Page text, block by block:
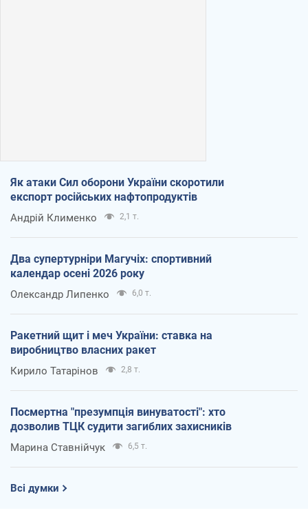
Як атаки Сил оборони України скоротили
експорт російських нафтопродуктів
Андрій Клименко 2,1 т.
Два супертурніри Магучіх: спортивний
календар осені 2026 року
Олександр Липенко 6,0 т.
Ракетний щит і меч України: ставка на
виробництво власних ракет
Кирило Татарінов 2,8 т.
Посмертна "презумпція винуватості": хто
дозволив ТЦК судити загиблих захисників
Марина Ставнійчук 6,5 т.
Всі думки